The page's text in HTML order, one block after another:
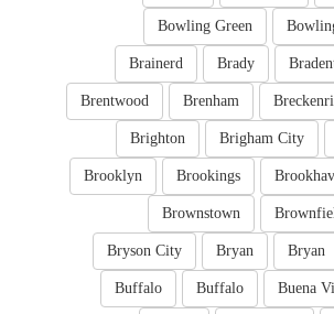
Bowling Green
Brady
Brainerd
Brenham
Brentwood
Brigham City
Brighton
Brookings
Brooklyn
Brownstown
Bryan
Bryan
Bryson City
Buena
Buffalo
Buffalo